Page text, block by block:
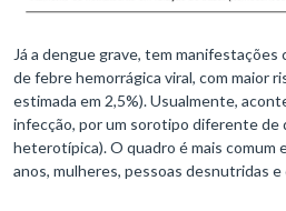
Já a dengue grave, tem
de febre hemorrágica viral, com maior
estimada em 2,5%). Usualmente,
infecção, por um sorotipo diferente de
heterotípica). O quadro é mais comum
anos, mulheres, pessoas desnutridas e